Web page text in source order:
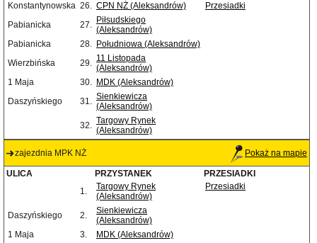
Konstantynowska 26. CPN NŻ (Aleksandrów)
Przesiadki
Pabianicka
27. Piłsudskiego
(Aleksandrów)
Pabianicka
28. Południowa (Aleksandrów)
Wierzbińska
29. 11 Listopada
(Aleksandrów)
1 Maja
30. MDK (Aleksandrów)
Daszyńskiego
31. Sienkiewicza
(Aleksandrów)
32. Targowy Rynek
(Aleksandrów)
zajezdnia MPK NŻ Pokaż na mapie
ULICA PRZYSTANEK
PRZESIADKI
1.
Targowy Rynek
(Aleksandrów)
Przesiadki
Daszyńskiego 2.
Sienkiewicza
(Aleksandrów)
1 Maja
3.
MDK (Aleksandrów)